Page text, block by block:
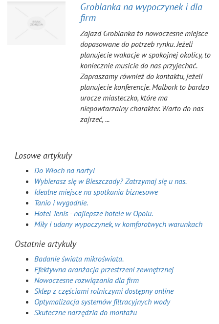
Groblanka na wypoczynek i dla
firm
Zajazd Groblanka to nowoczesne miejsce
dopasowane do potrzeb rynku. Jeżeli
planujecie wakacje w spokojnej okolicy, to
koniecznie musicie do nas przyjechać.
Zapraszamy również do kontaktu, jeżeli
planujecie konferencje. Malbork to bardzo
urocze miasteczko, które ma
niepowtarzalny charakter. Warto do nas
zajrzeć, ...
Losowe artykuły
Do Włoch na narty!
Wybierasz się w Bieszczady? Zatrzymaj się u nas.
Idealne miejsce na spotkania biznesowe
Tanio i wygodnie.
Hotel Tenis - najlepsze hotele w Opolu.
Miły i udany wypoczynek, w komforotwych warunkach
Ostatnie artykuły
Badanie świata mikroświata.
Efektywna aranżacja przestrzeni zewnętrznej
Nowoczesne rozwiązania dla firm
Sklep z częściami rolniczymi dostępny online
Optymalizacja systemów filtracyjnych wody
Skuteczne narzędzia do montażu